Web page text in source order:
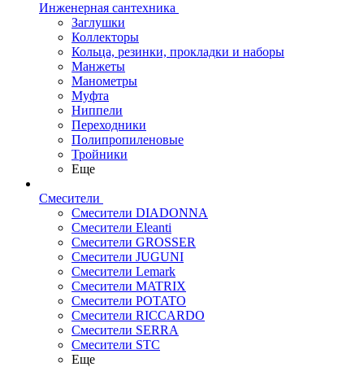
Инженерная сантехника
Заглушки
Коллекторы
Кольца, резинки, прокладки и наборы
Манжеты
Манометры
Муфта
Ниппели
Переходники
Полипропиленовые
Тройники
Еще
Смесители
Смесители DIADONNA
Смесители Eleanti
Смесители GROSSER
Смесители JUGUNI
Смесители Lemark
Смесители MATRIX
Смесители POTATO
Смесители RICCARDO
Смесители SERRA
Смесители STC
Еще